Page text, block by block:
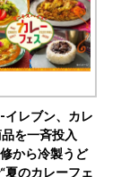
イレブン、カレ
品を一斉投入
から冷製うど
夏のカレーフェ